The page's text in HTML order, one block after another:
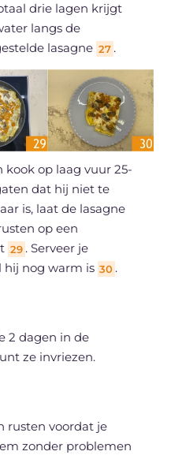
drie lagen krijgt
langs de
lasagne 27 .
kook op laag vuur 25-
dat hij niet te
is, laat de lasagne
op een
29 . Serveer je
hij nog warm is 30 .
2 dagen in de
ze invriezen.
rusten voordat je
zonder problemen